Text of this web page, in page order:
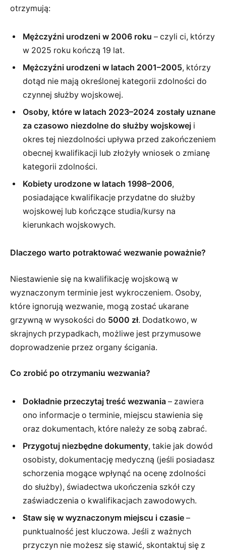
otrzymują:
Mężczyźni urodzeni w 2006 roku – czyli ci, którzy
w 2025 roku kończą 19 lat.
Mężczyźni urodzeni w latach 2001–2005, którzy
dotąd nie mają określonej kategorii zdolności do
czynnej służby wojskowej.
Osoby, które w latach 2023–2024 zostały uznane
za czasowo niezdolne do służby wojskowej i
okres tej niezdolności upływa przed zakończeniem
obecnej kwalifikacji lub złożyły wniosek o zmianę
kategorii zdolności.
Kobiety urodzone w latach 1998–2006,
posiadające kwalifikacje przydatne do służby
wojskowej lub kończące studia/kursy na
kierunkach wojskowych.
Dlaczego warto potraktować wezwanie poważnie?
Niestawienie się na kwalifikację wojskową w
wyznaczonym terminie jest wykroczeniem. Osoby,
które ignorują wezwanie, mogą zostać ukarane
grzywną w wysokości do 5000 zł. Dodatkowo, w
skrajnych przypadkach, możliwe jest przymusowe
doprowadzenie przez organy ścigania.
Co zrobić po otrzymaniu wezwania?
Dokładnie przeczytaj treść wezwania – zawiera
ono informacje o terminie, miejscu stawienia się
oraz dokumentach, które należy ze sobą zabrać.
Przygotuj niezbędne dokumenty, takie jak dowód
osobisty, dokumentację medyczną (jeśli posiadasz
schorzenia mogące wpłynąć na ocenę zdolności
do służby), świadectwa ukończenia szkół czy
zaświadczenia o kwalifikacjach zawodowych.
Staw się w wyznaczonym miejscu i czasie –
punktualność jest kluczowa. Jeśli z ważnych
przyczyn nie możesz się stawić, skontaktuj się z